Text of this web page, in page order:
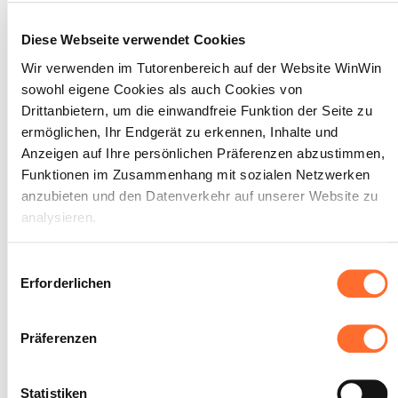
Diese Webseite verwendet Cookies
Wir verwenden im Tutorenbereich auf der Website WinWin
sowohl eigene Cookies als auch Cookies von
Drittanbietern, um die einwandfreie Funktion der Seite zu
ermöglichen, Ihr Endgerät zu erkennen, Inhalte und
Anzeigen auf Ihre persönlichen Präferenzen abzustimmen,
Funktionen im Zusammenhang mit sozialen Netzwerken
anzubieten und den Datenverkehr auf unserer Website zu
analysieren.
akzeptieren, ablehnen oder konfigurieren. Davon
ausgenommen sind Cookies, die für die Funktion der
Website unbedingt erforderlich sind. Eine Beschreibung der
verschiedenen Cookies finden sie oben unter „Details“.
Wir weisen darauf hin, dass die Navigation auf der Website
Erforderlichen
Präferenzen
Statistiken
konventioneller Drehmaschinen
zu fertigen. Einzelne Masse
bedürfen entsprechend ihrer
Funktion am gefertigten
Werkstück der
Allgemeintoleranz ISO 2768-f,
Fertigungstoleranz IT7 bis
IT10.